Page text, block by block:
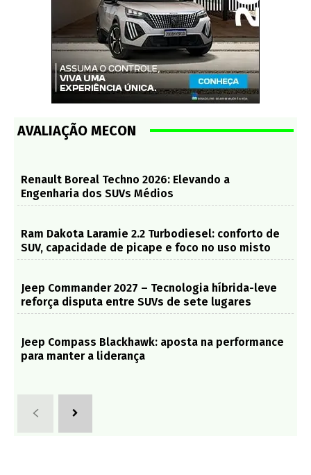
AVALIAÇÃO MECON
Renault Boreal Techno 2026: Elevando a
Engenharia dos SUVs Médios
Ram Dakota Laramie 2.2 Turbodiesel: conforto de
SUV, capacidade de picape e foco no uso misto
Jeep Commander 2027 – Tecnologia híbrida-leve
reforça disputa entre SUVs de sete lugares
Jeep Compass Blackhawk: aposta na performance
para manter a liderança